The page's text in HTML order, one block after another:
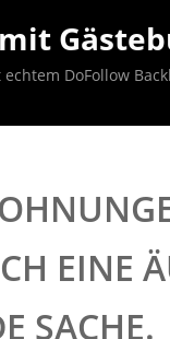
DoFollow
EINE
SACHE.